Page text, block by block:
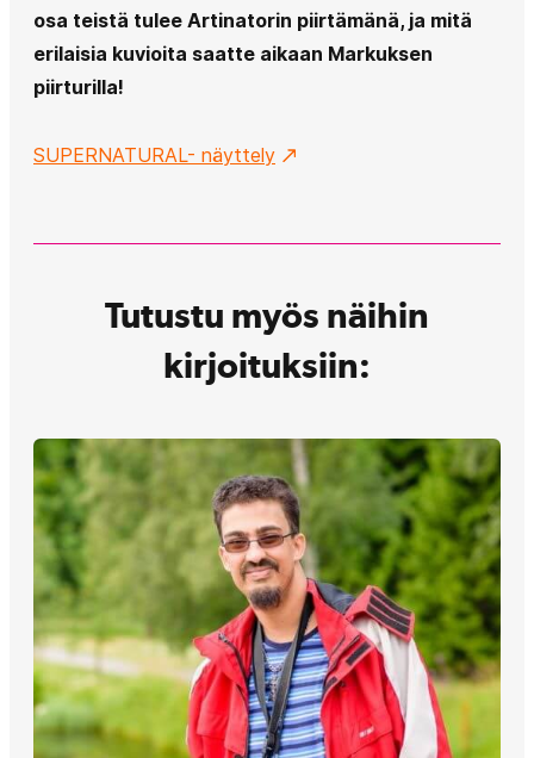
osa teistä tulee Artinatorin piirtämänä, ja mitä
erilaisia kuvioita saatte aikaan Markuksen
piirturilla!
SUPERNATURAL- näyttely
Tutustu myös näihin
kirjoituksiin: